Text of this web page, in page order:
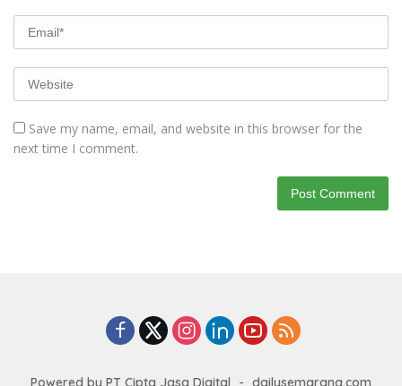
Save my name, email, and website in this browser for the
next time I comment.
Powered by PT Cipta Jasa Digital - dailysemarang.com